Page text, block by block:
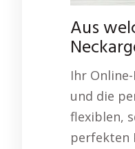
Aus
Ihr
und die
flexiblen,
perfekten